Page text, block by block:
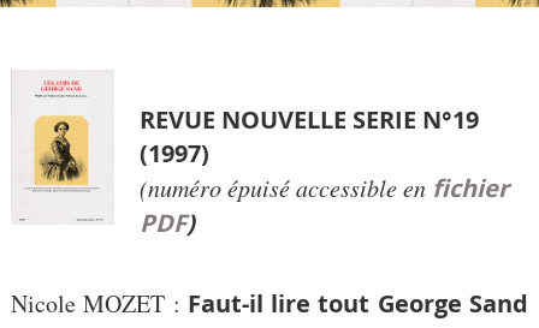
REVUE NOUVELLE SERIE N°19
(1997)
(numéro épuisé accessible en fichier
PDF)
Nicole MOZET : Faut-il lire tout George Sand